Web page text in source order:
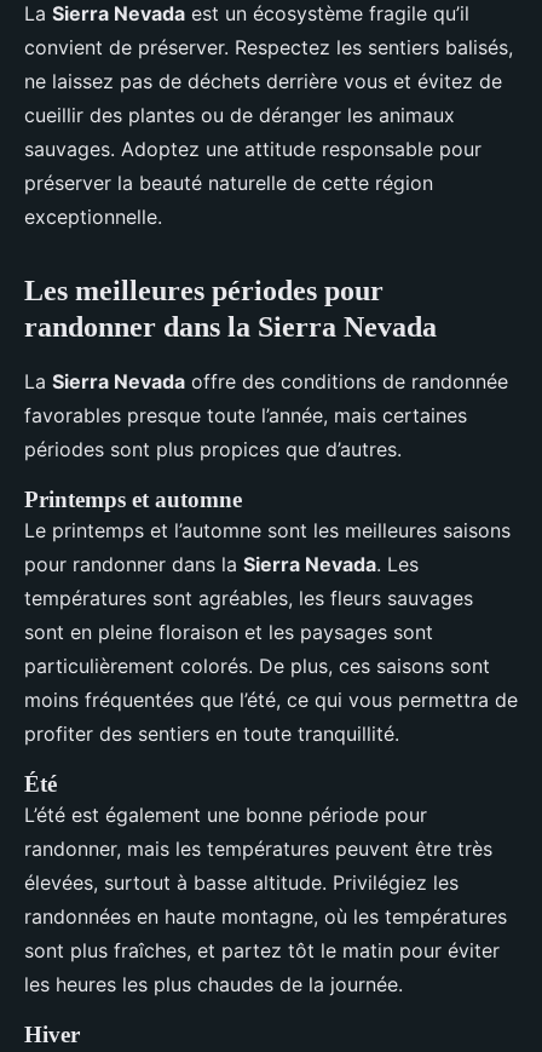
La Sierra Nevada est un écosystème fragile qu’il
convient de préserver. Respectez les sentiers balisés,
ne laissez pas de déchets derrière vous et évitez de
cueillir des plantes ou de déranger les animaux
sauvages. Adoptez une attitude responsable pour
préserver la beauté naturelle de cette région
exceptionnelle.
Les meilleures périodes pour
randonner dans la Sierra Nevada
La Sierra Nevada offre des conditions de randonnée
favorables presque toute l’année, mais certaines
périodes sont plus propices que d’autres.
Printemps et automne
Le printemps et l’automne sont les meilleures saisons
pour randonner dans la Sierra Nevada. Les
températures sont agréables, les fleurs sauvages
sont en pleine floraison et les paysages sont
particulièrement colorés. De plus, ces saisons sont
moins fréquentées que l’été, ce qui vous permettra de
profiter des sentiers en toute tranquillité.
Été
L’été est également une bonne période pour
randonner, mais les températures peuvent être très
élevées, surtout à basse altitude. Privilégiez les
randonnées en haute montagne, où les températures
sont plus fraîches, et partez tôt le matin pour éviter
les heures les plus chaudes de la journée.
Hiver